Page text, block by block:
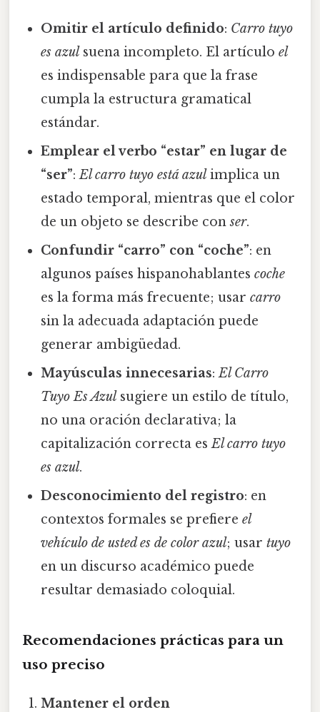
Omitir el artículo definido: Carro tuyo
es azul suena incompleto. El artículoel
es indispensable para que la frase
cumpla la estructura gramatical
estándar.
Emplear el verbo “estar” en lugar de
“ser”:El carro tuyo está azul implica un
estado temporal, mientras que el color
de un objeto se describe conser.
Confundir “carro” con “coche”: en
algunos países hispanohablantescoche
es la forma más frecuente; usarcarro
sin la adecuada adaptación puede
generar ambigüedad.
Mayúsculas innecesarias:El Carro
Tuyo Es Azul sugiere un estilo de título,
no una oración declarativa; la
capitalización correcta esEl carro tuyo
es azul.
Desconocimiento del registro: en
contextos formales se prefiereel
vehículo de usted es de color azul; usartuyo
en un discurso académico puede
resultar demasiado coloquial.
Recomendaciones prácticas para un
uso preciso
Mantener el orden